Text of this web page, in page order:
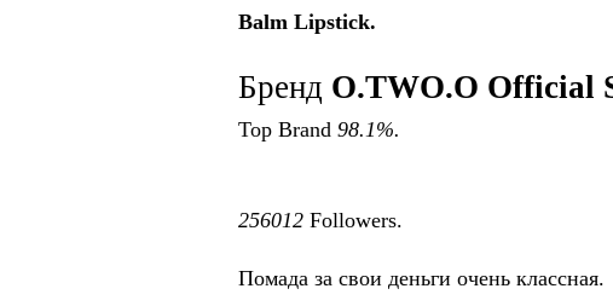
Balm Lipstick.
Бренд O.TWO.O Official
Top Brand 98.1%.
256012 Followers.
Помада за свои деньги очень классная.